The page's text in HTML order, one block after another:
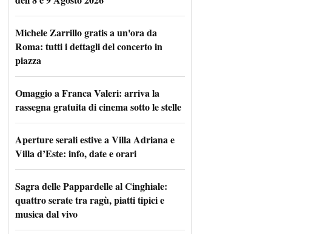
Michele Zarrillo gratis a un'ora da
Roma: tutti i dettagli del concerto in
piazza
Omaggio a Franca Valeri: arriva la
rassegna gratuita di cinema sotto le stelle
Aperture serali estive a Villa Adriana e
Villa d’Este: info, date e orari
Sagra delle Pappardelle al Cinghiale:
quattro serate tra ragù, piatti tipici e
musica dal vivo